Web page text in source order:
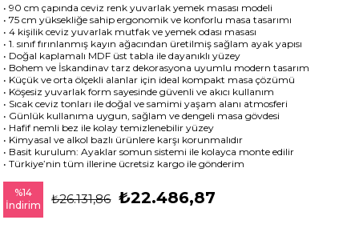
• 90 cm çapında ceviz renk yuvarlak yemek masası modeli
• 75 cm yüksekliğe sahip ergonomik ve konforlu masa tasarımı
• 4 kişilik ceviz yuvarlak mutfak ve yemek odası masası
• 1. sınıf fırınlanmış kayın ağacından üretilmiş sağlam ayak yapısı
• Doğal kaplamalı MDF üst tabla ile dayanıklı yüzey
• Bohem ve İskandinav tarz dekorasyona uyumlu modern tasarım
• Küçük ve orta ölçekli alanlar için ideal kompakt masa çözümü
• Köşesiz yuvarlak form sayesinde güvenli ve akıcı kullanım
• Sıcak ceviz tonları ile doğal ve samimi yaşam alanı atmosferi
• Günlük kullanıma uygun, sağlam ve dengeli masa gövdesi
• Hafif nemli bez ile kolay temizlenebilir yüzey
• Kimyasal ve alkol bazlı ürünlere karşı korunmalıdır
• Basit kurulum: Ayaklar somun sistemi ile kolayca monte edilir
• Türkiye’nin tüm illerine ücretsiz kargo ile gönderim
%14
İndirim
₺26.131,86 ₺22.486,87